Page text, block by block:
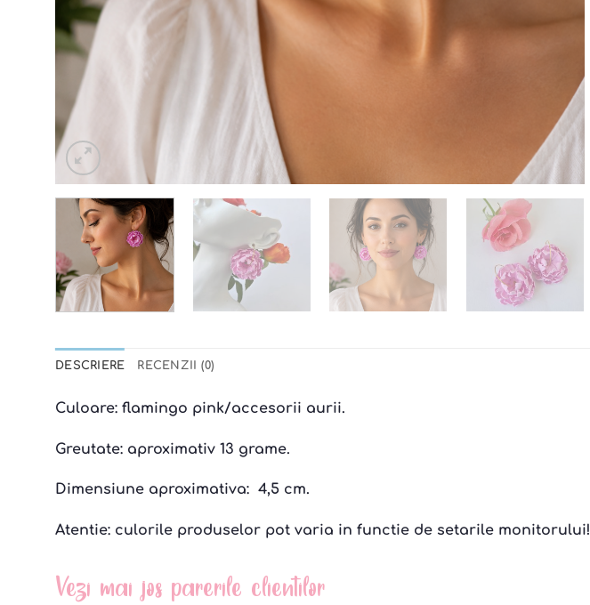
DESCRIERE RECENZII (0)
Culoare: flamingo pink/accesorii aurii.
Greutate: aproximativ 13 grame.
Dimensiune aproximativa: 4,5 cm.
Atentie: culorile produselor pot varia in functie de setarile monitorului!
Vezi mai jos parerile clientilor